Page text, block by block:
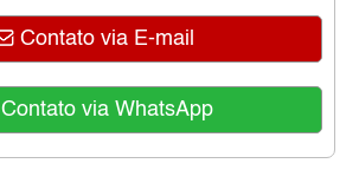
Contato via E-mail
Contato via WhatsApp